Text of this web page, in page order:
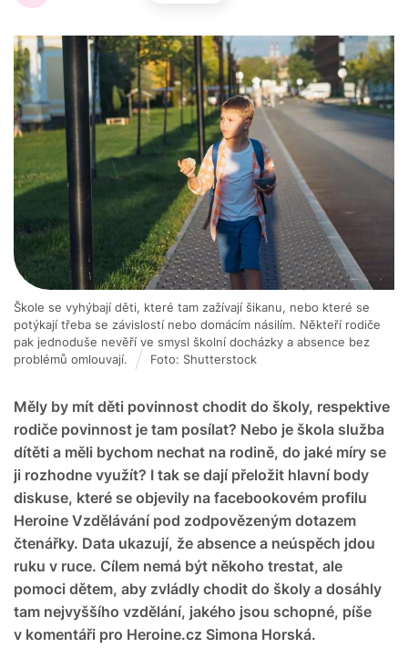
Měly by mít děti povinnost chodit do školy, respektive
rodiče povinnost je tam posílat? Nebo je škola služba
dítěti a měli bychom nechat na rodině, do jaké míry se
ji rozhodne využít? I tak se dají přeložit hlavní body
diskuse, které se objevily na facebookovém profilu
Heroine Vzdělávání pod zodpovězeným dotazem
čtenářky. Data ukazují, že absence a neúspěch jdou
ruku v ruce. Cílem nemá být někoho trestat, ale
pomoci dětem, aby zvládly chodit do školy a dosáhly
tam nejvyššího vzdělání, jakého jsou schopné, píše
v komentáři pro Heroine.cz Simona Horská.
Škole se vyhýbají děti, které tam zažívají šikanu, nebo které se
potýkají třeba se závislostí nebo domácím násilím. Někteří rodiče
pak jednoduše nevěří ve smysl školní docházky a absence bez
problémů omlouvají.
Foto: Shutterstock